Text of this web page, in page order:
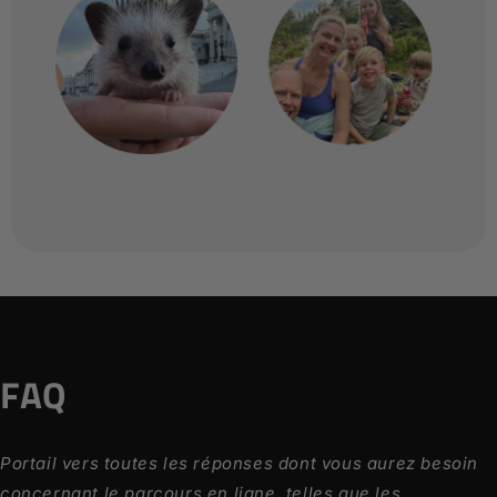
FAQ
Portail vers toutes les réponses dont vous aurez besoin